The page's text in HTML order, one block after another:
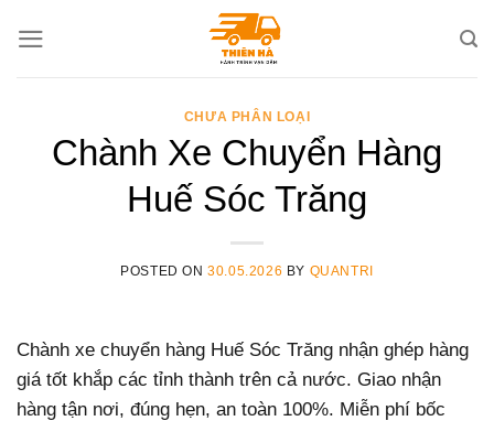
CHƯA PHÂN LOẠI
Chành Xe Chuyển Hàng
Huế Sóc Trăng
POSTED ON30.05.2026 BY QUANTRI
Chành xe chuyển hàng Huế Sóc Trăng nhận ghép hàng
giá tốt khắp các tỉnh thành trên cả nước. Giao nhận
hàng tận nơi, đúng hẹn, an toàn 100%. Miễn phí bốc